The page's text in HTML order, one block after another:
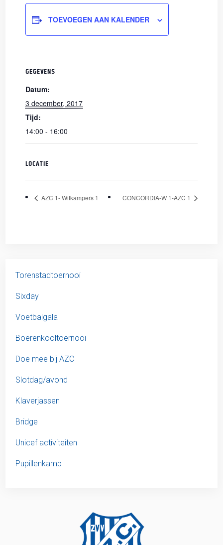
TOEVOEGEN AAN KALENDER
GEGEVENS
Datum:
3 december, 2017
Tijd:
14:00 - 16:00
LOCATIE
AZC 1- Witkampers 1 CONCORDIA-W 1-AZC 1
Torenstadtoernooi
Sixday
Voetbalgala
Boerenkooltoernooi
Doe mee bij AZC
Slotdag/avond
Klaverjassen
Bridge
Unicef activiteiten
Pupillenkamp